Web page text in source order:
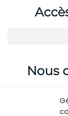
Nous